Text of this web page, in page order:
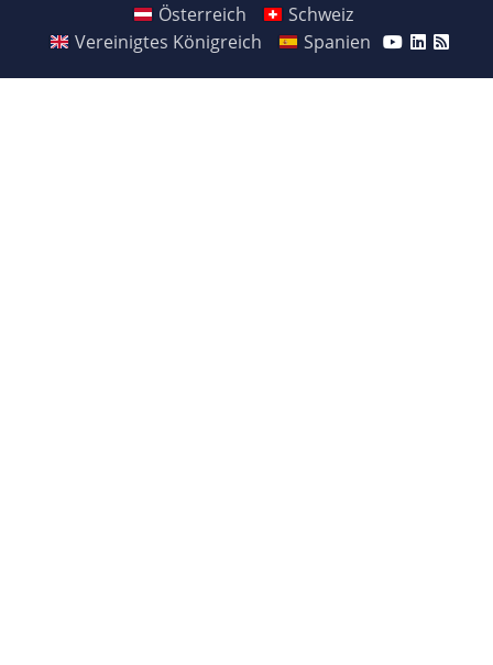
Österreich
Schweiz
Vereinigtes Königreich
Spanien